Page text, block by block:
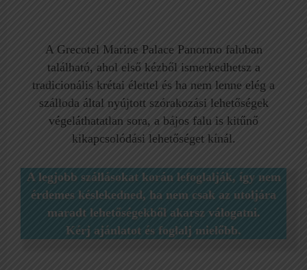
A Grecotel Marine Palace Panormo faluban
található, ahol első kézből ismerkedhetsz a
tradicionális krétai élettel és ha nem lenne elég a
szálloda által nyújtott szórakozási lehetőségek
végeláthatatlan sora, a bájos falu is kitűnő
kikapcsolódási lehetőséget kínál.
A legjobb szállásokat korán lefoglalják, így nem
érdemes késlekedned, ha nem csak az utoljára
maradt lehetőségekből akarsz válogatni.
Kérj ajánlatot és foglalj mielőbb.